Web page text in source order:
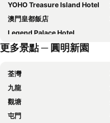
YOHO Treasure Island Hotel
澳門皇都飯店
Legend Palace Hotel
澳門英皇娛樂飯店
百老匯酒店
澳門羅斯福酒店
澳門君怡酒店
Zhuhai Longzhuda International Hotel
更多景點 ─ 圓明新園
荃灣
九龍
觀塘
屯門